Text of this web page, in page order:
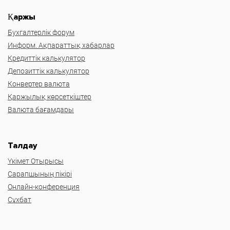
Қаржы
Бухгалтерлік форум
Информ. Ақпараттық хабарлар
Кредиттік калькулятор
Депозиттік калькулятор
Конвертер валюта
Қаржылық көрсеткіштер
Валюта бағамдары
Талдау
Үкімет Отырысы
Сарапшының пікірі
Онлайн-конференция
Сұхбат